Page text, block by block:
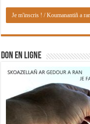
DON EN LIGNE